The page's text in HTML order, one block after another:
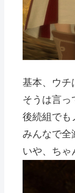
基本、ウチ
そうは言っ
後続組でも
みんなで全
いや、ち